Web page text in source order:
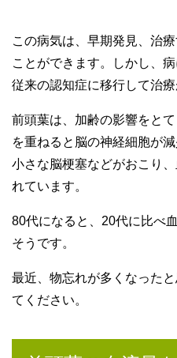
この病気は、早期発見、治
ことができます。しかし、
従来の認知症に移行して治
前頭葉は、加齢の影響をと
を重ねると脳の神経細胞が
小さな脳梗塞などがおこり
れています。
80代になると、20代に比べ
そうです。
最近、物忘れが多くなった
てください。